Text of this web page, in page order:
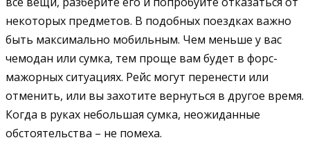
некоторых предметов. В подобных поездках важно
быть максимально мобильным. Чем меньше у вас
чемодан или сумка, тем проще вам будет в форс-
мажорных ситуациях. Рейс могут перенести или
отменить, или вы захотите вернуться в другое время.
Когда в руках небольшая сумка, неожиданные
обстоятельства – не помеха.